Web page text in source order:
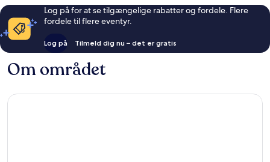
Log på for at se tilgængelige rabatter og fordele. Flere
fordele til flere eventyr.
Log på Tilmeld dig nu – det er gratis
Om området